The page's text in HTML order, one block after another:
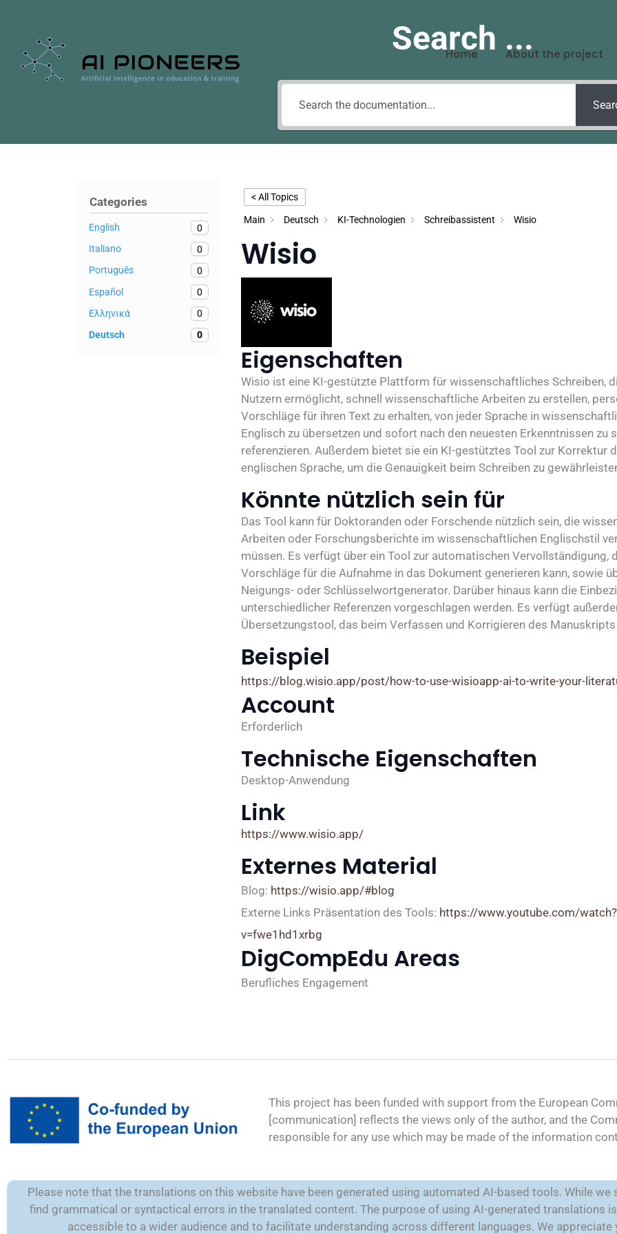
Home About the project
Search ...
Categories
English
0
Italiano
0
Português
0
Español
0
Ελληνικά
0
Deutsch
0
< All Topics
Main Deutsch KI-Technologien Schreibassistent Wisio
Wisio
Eigenschaften
Wisio ist eine KI-gestützte Plattform für wissenschaftliches Schreiben,
Nutzern ermöglicht, schnell wissenschaftliche Arbeiten zu erstellen,
Vorschläge für ihren Text zu erhalten, von jeder Sprache in
Englisch zu übersetzen und sofort nach den neuesten Erkenntnissen zu
referenzieren. Außerdem bietet sie ein KI-gestütztes Tool zur Korrektur
englischen Sprache, um die Genauigkeit beim Schreiben zu
Könnte nützlich sein für
Das Tool kann für Doktoranden oder Forschende nützlich sein, die
Arbeiten oder Forschungsberichte im wissenschaftlichen Englischstil
müssen. Es verfügt über ein Tool zur automatischen Vervollständigung,
Vorschläge für die Aufnahme in das Dokument generieren kann, sowie
Neigungs- oder Schlüsselwortgenerator. Darüber hinaus kann die
unterschiedlicher Referenzen vorgeschlagen werden. Es verfügt
Übersetzungstool, das beim Verfassen und Korrigieren des
Beispiel
https://blog.wisio.app/post/how-to-use-wisioapp-ai-to-write-your-
Account
Erforderlich
Technische Eigenschaften
Desktop-Anwendung
Link
https://www.wisio.app/
Externes Material
Blog: https://wisio.app/#blog
Externe Links Präsentation des Tools: https://www.youtube.com/watch?
v=fwe1hd1xrbg
DigCompEdu Areas
Berufliches Engagement
This project has been funded with support from the European
[communication] reflects the views only of the author, and the
responsible for any use which may be made of the information
Please note that the translations on this website have been generated using automated AI-based tools. While we
find grammatical or syntactical errors in the translated content. The purpose of using AI-generated translations
accessible to a wider audience and to facilitate understanding across different languages. We appreciate